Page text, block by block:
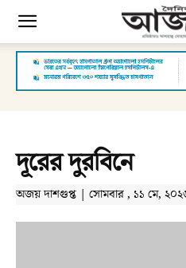
দূরের দুরবিনে
অজয় দাশগুপ্ত | সোমবার , ১১ মে, ২০২৬